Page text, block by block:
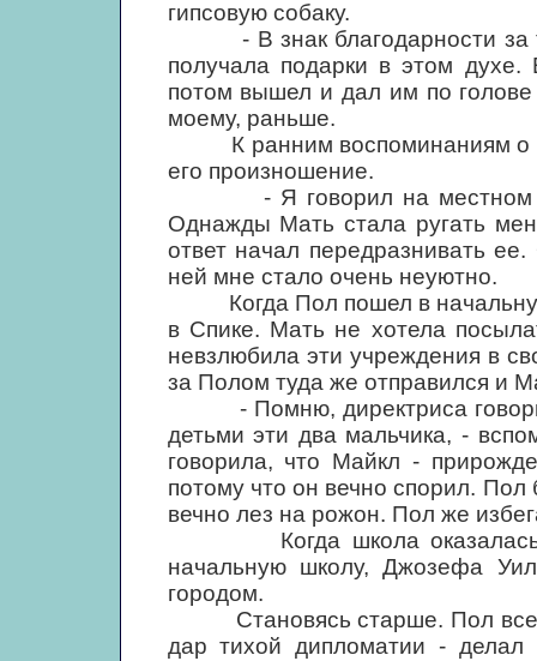
гипсовую собаку.
- В знак благодарности за
получала подарки в этом
потом вышел и дал им по
моему, раньше.
К ранним воспоминаниям о
его произношение.
- Я говорил на местном
Однажды Мать стала ругать
ответ начал передразнивать
ней мне стало очень неуютно.
Когда Пол пошел в начальную
в Спике. Мать не хотела
невзлюбила эти учреждения в
за Полом туда же отправился и
- Помню, директриса
детьми эти два мальчика, -
говорила, что Майкл -
потому что он вечно спорил.
вечно лез на рожон. Пол же
Когда школа оказалась
начальную школу, Джозефа
городом.
Становясь старше. Пол все
дар тихой дипломатии - делал